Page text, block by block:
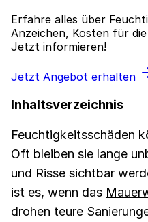
Erfahre alles über
Anzeichen, Kosten für
Jetzt informieren!
Jetzt Angebot erhalten
Inhaltsverzeichnis
Feuchtigkeitsschäden
Oft bleiben sie lange
und Risse sichtbar
ist es, wenn das
drohen teure